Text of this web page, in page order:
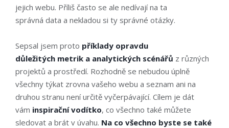
jejich webu. Příliš často se ale nedívají na ta
správná data a nekladou si ty správné otázky.
Sepsal jsem proto příklady opravdu
důležitých metrik a analytických scénářů z různých
projektů a prostředí. Rozhodně se nebudou úplně
všechny týkat zrovna vašeho webu a seznam ani na
druhou stranu není určitě vyčerpávající. Cílem je dát
vám inspirační vodítko, co všechno také můžete
sledovat a brát v úvahu. Na co všechno byste se také